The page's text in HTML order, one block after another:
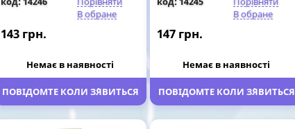
В обране
143 грн.
Немає в наявності
ПОВІДОМТЕ КОЛИ З`ЯВИТЬСЯ
В обране
147 грн.
Немає в наявності
ПОВІДОМТЕ КОЛИ З`ЯВИТЬСЯ